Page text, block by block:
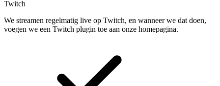
Twitch
We streamen regelmatig live op Twitch, en wanneer we dat doen,
voegen we een Twitch plugin toe aan onze homepagina.